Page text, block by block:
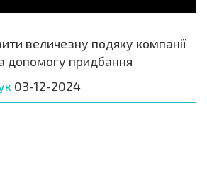
величезну подяку компанії
допомогу придбання
03-12-2024